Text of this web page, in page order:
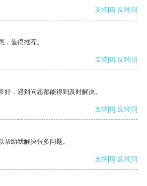
支持[0] 反对[0]
，值得推荐。
支持[0] 反对[0]
好，遇到问题都能得到及时解决。
支持[0] 反对[0]
助我解决很多问题。
支持[0] 反对[0]